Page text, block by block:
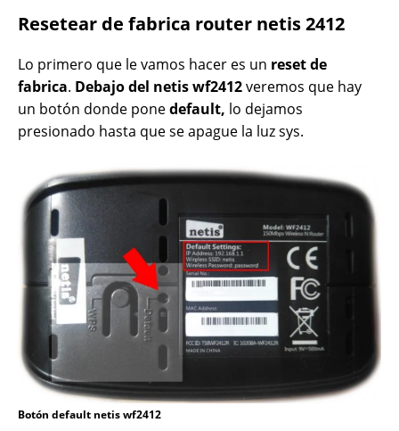
Resetear de fabrica router netis 2412
Lo primero que le vamos hacer es un reset de
fabrica. Debajo del netis wf2412veremos que hay
un botón donde ponedefault, lo dejamos
presionado hasta que se apague la luz sys.
Botón default netis wf2412